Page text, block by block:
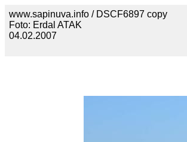
www.sapinuva.info / DSCF6897 copy
Foto: Erdal ATAK
04.02.2007